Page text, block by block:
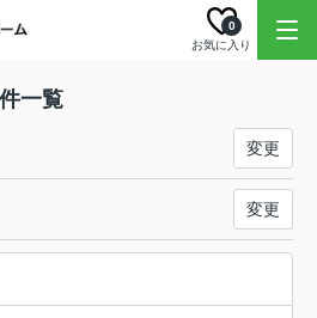
お気に入り
0
一覧
変更
変更